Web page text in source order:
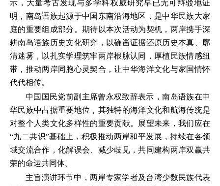
示，大量考古发现与多学科权威研究早已无可辩驳地证
明，南岛语族起源于中国东南沿海地区，是中华民族大家
庭的重要组成部分。期待以本次活动为契机，两岸携手深
耕南岛语族历史文化研究，以确凿证据还原历史本真、廓
清迷雾，以扎实学理筑牢两岸根脉认同，厚植民族情感纽
带，推动两岸同胞心灵契合，让中华海洋文化与家国情怀
代代相传。
中国国民党前副主席曾永权致辞表示，南岛语族在中
华民族中占据重要地位，其独特的海洋文化和航海传统是
对整个人类文化多样性的重要贡献。展望未来，我们应在
“九二共识”基础上，积极推动两岸和平发展，持续在各领
域交流合作，化解误会、减少歧见，共同建构两岸双赢共
荣的命运共同体。
主旨演讲环节中，两岸专家学者及台湾少数民族代表